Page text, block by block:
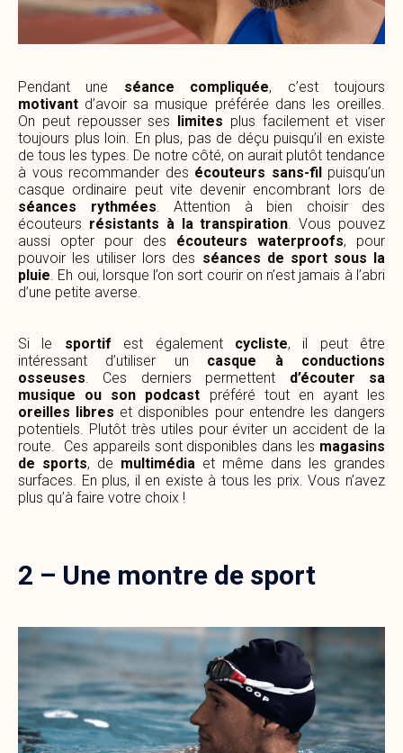
Pendant une séance compliquée, c’est toujours
motivant d’avoir sa musique préférée dans les oreilles.
On peut repousser ses limites plus facilement et viser
toujours plus loin. En plus, pas de déçu puisqu’il en existe
de tous les types. De notre côté, on aurait plutôt tendance
à vous recommander des écouteurs sans-filpuisqu’un
casque ordinaire peut vite devenir encombrant lors de
séances rythmées. Attention à bien choisir des
écouteurs résistants à la transpiration. Vous pouvez
aussi opter pour des écouteurs waterproofs, pour
pouvoir les utiliser lors des séances de sport sous la
pluie. Eh oui, lorsque l’on sort courir on n’est jamais à l’abri
d’une petite averse.
Si le sportif est également cycliste, il peut être
intéressant d’utiliser un casque à conductions
osseuses. Ces derniers permettent d’écouter sa
musique ou son podcast préféré tout en ayant les
oreilles libres et disponibles pour entendre les dangers
potentiels. Plutôt très utiles pour éviter un accident de la
route. Ces appareils sont disponibles dans les magasins
de sports, de multimédia et même dans les grandes
surfaces. En plus, il en existe à tous les prix. Vous n’avez
plus qu’à faire votre choix !
2 – Une montre de sport